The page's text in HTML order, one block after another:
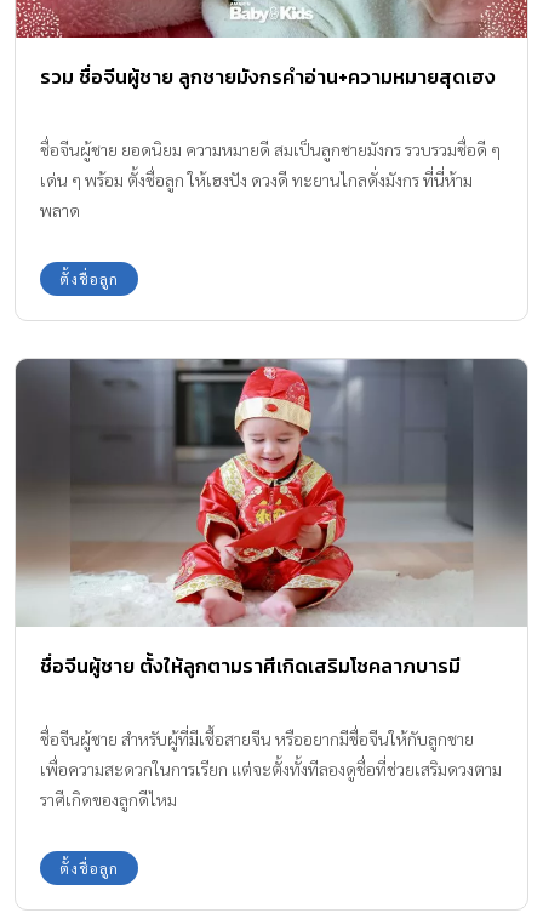
รวม ชื่อจีนผู้ชาย ลูกชายมังกรคำอ่าน+ความหมายสุดเฮง
ชื่อจีนผู้ชาย ยอดนิยม ความหมายดี สมเป็นลูกชายมังกร รวบรวมชื่อดี ๆ
เด่น ๆ พร้อม ตั้งชื่อลูก ให้เฮงปัง ดวงดี ทะยานไกลดั่งมังกร ที่นี่ห้าม
พลาด
ตั้งชื่อลูก
ชื่อจีนผู้ชาย ตั้งให้ลูกตามราศีเกิดเสริมโชคลาภบารมี
ชื่อจีนผู้ชาย สำหรับผู้ที่มีเชื้อสายจีน หรืออยากมีชื่อจีนให้กับลูกชาย
เพื่อความสะดวกในการเรียก แต่จะตั้งทั้งทีลองดูชื่อที่ช่วยเสริมดวงตาม
ราศีเกิดของลูกดีไหม
ตั้งชื่อลูก